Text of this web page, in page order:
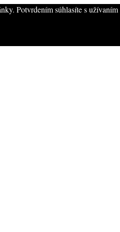
Potvrdením súhlasíte s